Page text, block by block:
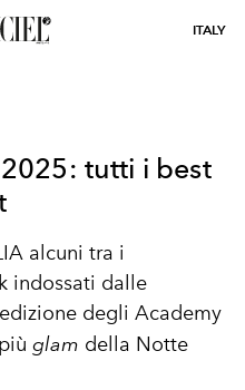
ITALY
tutti i best
alcuni tra i
indossati dalle
degli Academy
glam della Notte